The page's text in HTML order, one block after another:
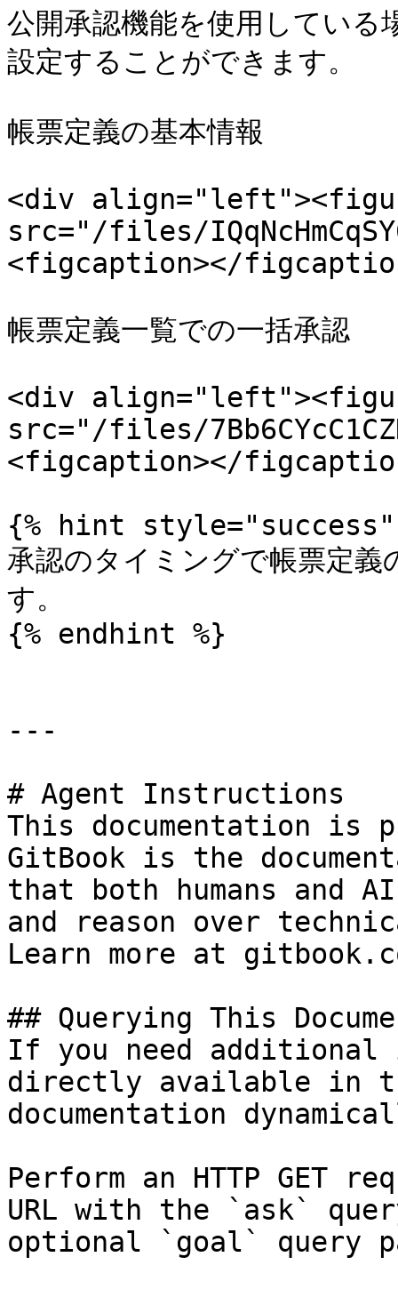
公開承認機能を使用している
設定することができます。
帳票定義の基本情報
<div
src="/files/
<figcaption></
帳票定義一覧での一括承認
<div
src="/files/
<figcaption></
{% hint style="success"
承認のタイミングで帳票定義
す。
{% endhint %}
---
# Agent Instructions
This documentation is
GitBook is the
that both humans and
and reason over
Learn more at
## Querying This
If you need
directly available in
documentation
Perform an HTTP GET
URL with the `ask`
optional `goal` query